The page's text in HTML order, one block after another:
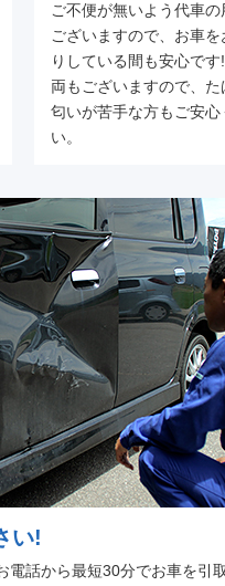
ご不便が無いよう代車の
ございますので、お車を
りしている間も安心で
両もございますので、た
匂いが苦手な方もご安心
い。
い!
電話から最短30分でお車を引